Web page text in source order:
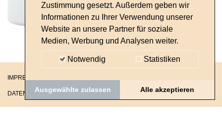
Zustimmung gesetzt. Außerdem geben wir
Informationen zu Ihrer Verwendung unserer
Website an unsere Partner für soziale
Medien, Werbung und Analysen weiter.
Notwendig Statistiken
Ausgewählte zulassen Alle akzeptieren
IMPRESSUM
DATENSCHUTZ